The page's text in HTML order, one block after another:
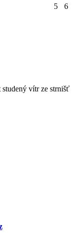
5 6
studený vítr ze strnišť